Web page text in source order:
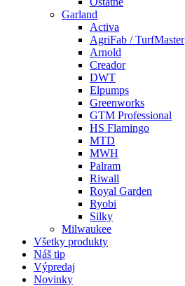
Garland
Activa
AgriFab / TurfMaster
Arnold
Creador
DWT
Elpumps
Greenworks
GTM Professional
HS Flamingo
MTD
MWH
Palram
Riwall
Royal Garden
Ryobi
Silky
Milwaukee
Všetky produkty
Náš tip
Výpredaj
Novinky